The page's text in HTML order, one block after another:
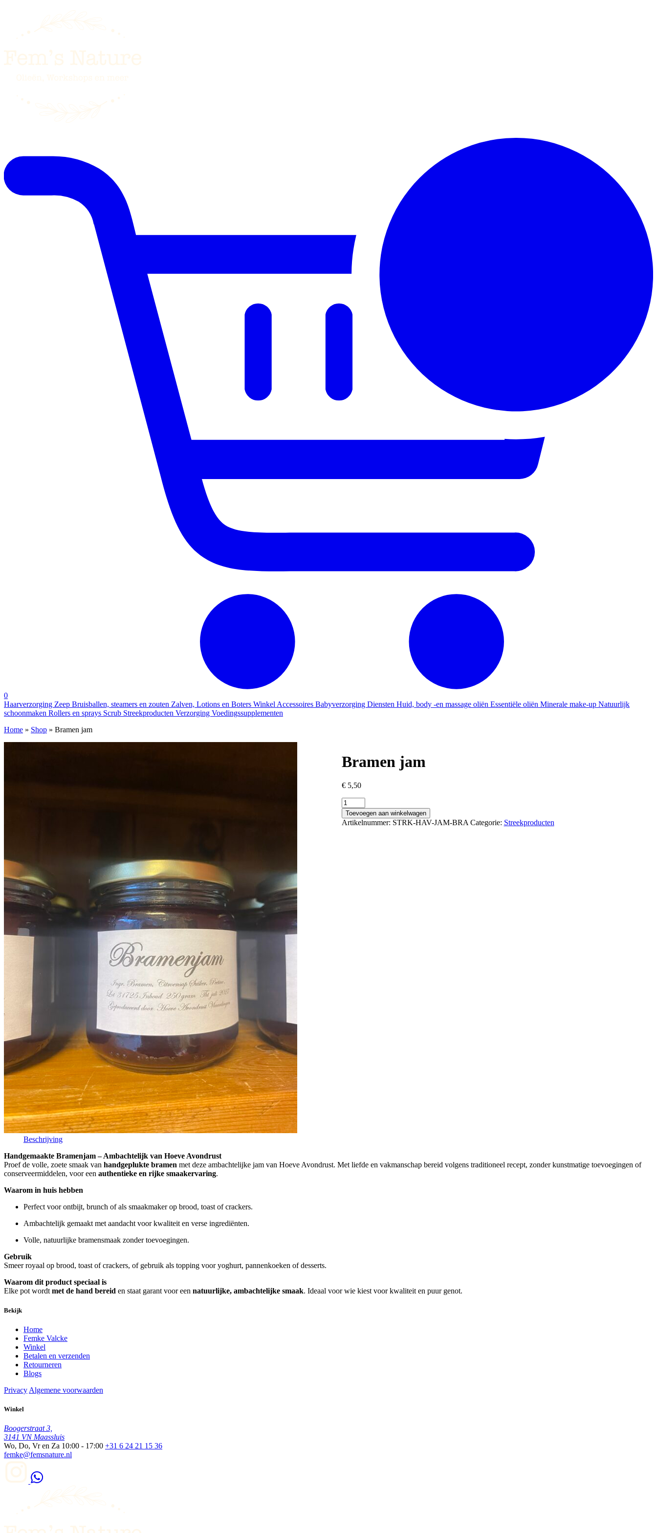
0
Haarverzorging Zeep Bruisballen, steamers en zouten Zalven, Lotions en Boters WinkelAccessoires Babyverzorging Diensten Huid, body -en massage oliën Essentiële oliën Minerale make-up Natuurlijk
schoonmaken Rollers en sprays Scrub Streekproducten Verzorging Voedingssupplementen
Home » Shop » Bramen jam
Bramen jam
€5,50
Bramen
jam
aantal
Toevoegen aan winkelwagen
Artikelnummer: STRK-HAV-JAM-BRA Categorie: Streekproducten
Beschrijving
Handgemaakte Bramenjam – Ambachtelijk van Hoeve Avondrust
Proef de volle, zoete smaak van handgeplukte bramen met deze ambachtelijke jam van Hoeve Avondrust. Met liefde en vakmanschap bereid volgens traditioneel recept, zonder kunstmatige toevoegingen of
conserveermiddelen, voor een authentieke en rijke smaakervaring.
Waarom in huis hebben
Perfect voor ontbijt, brunch of als smaakmaker op brood, toast of crackers.
Ambachtelijk gemaakt met aandacht voor kwaliteit en verse ingrediënten.
Volle, natuurlijke bramensmaak zonder toevoegingen.
Gebruik
Smeer royaal op brood, toast of crackers, of gebruik als topping voor yoghurt, pannenkoeken of desserts.
Waarom dit product speciaal is
Elke pot wordtmet de hand bereid en staat garant voor een natuurlijke, ambachtelijke smaak. Ideaal voor wie kiest voor kwaliteit en puur genot.
Bekijk
Home
Femke Valcke
Winkel
Betalen en verzenden
Retourneren
Blogs
Privacy Algemene voorwaarden
Winkel
Boogerstraat 3,
3141 VN Maassluis
Wo, Do, Vr en Za 10:00 - 17:00 +31 6 24 21 15 36
femke@femsnature.nl